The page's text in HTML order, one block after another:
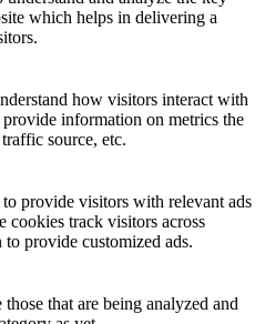
which helps in delivering a
how visitors interact with
information on metrics the
source, etc.
provide visitors with relevant ads
cookies track visitors across
provide customized ads.
that are being analyzed and